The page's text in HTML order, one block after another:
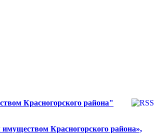
Красногорского района"
Красногорского района»,